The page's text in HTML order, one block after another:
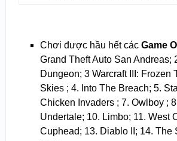
Chơi được hầu hết các Game
Grand Theft Auto San Andreas;
Dungeon; 3 Warcraft III: Frozen
Skies ; 4. Into The Breach; 5.
Chicken Invaders ; 7. Owlboy ;
Undertale; 10. Limbo; 11. West
Cuphead; 13. Diablo II; 14. The